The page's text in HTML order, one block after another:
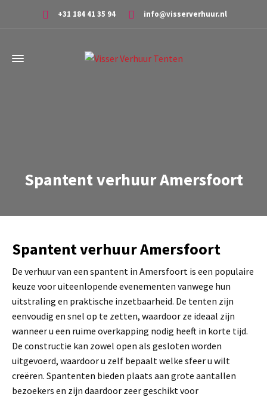
+31 184 41 35 94 info@visserverhuur.nl
Spantent verhuur Amersfoort
Spantent verhuur Amersfoort
De verhuur van een spantent in Amersfoort is een populaire
keuze voor uiteenlopende evenementen vanwege hun
uitstraling en praktische inzetbaarheid. De tenten zijn
eenvoudig en snel op te zetten, waardoor ze ideaal zijn
wanneer u een ruime overkapping nodig heeft in korte tijd.
De constructie kan zowel open als gesloten worden
uitgevoerd, waardoor u zelf bepaalt welke sfeer u wilt
creëren. Spantenten bieden plaats aan grote aantallen
bezoekers en zijn daardoor zeer geschikt voor